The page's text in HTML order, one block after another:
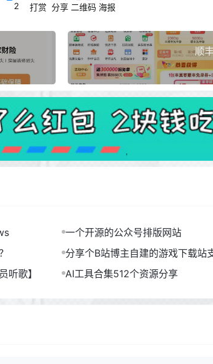
2 打赏 分享 二维码 海报
顺
一个开源的公众号排版网站
分享个B站博主自建的游戏下载站
听歌】
AI工具合集512个资源分享